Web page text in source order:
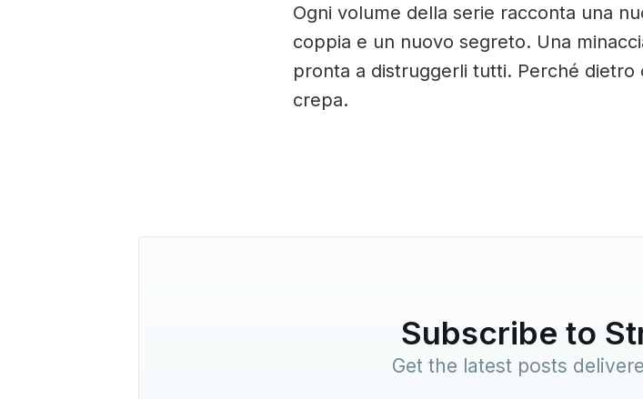
Ogni volume della serie racconta una
coppia e un nuovo segreto. Una
pronta a distruggerli tutti. Perché dietro
crepa.
Subscribe to
Get the latest posts